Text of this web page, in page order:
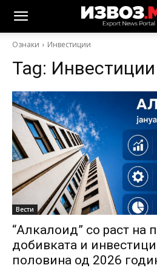
Ознаки Инвестиции
Tag: Инвестиции
Вести
“Алкалоид” со раст на
добивката и
половина од 2026